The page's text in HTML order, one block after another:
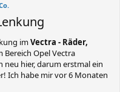
imVectra - Räder,
Bereich Opel Vectra
neu hier, darum erstmal ein
Ich habe mir vor 6 Monaten